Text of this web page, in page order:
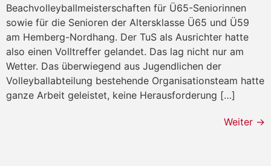
Beachvolleyballmeisterschaften für Ü65-Seniorinnen
sowie für die Senioren der Altersklasse Ü65 und Ü59
am Hemberg-Nordhang. Der TuS als Ausrichter hatte
also einen Volltreffer gelandet. Das lag nicht nur am
Wetter. Das überwiegend aus Jugendlichen der
Volleyballabteilung bestehende Organisationsteam hatte
ganze Arbeit geleistet, keine Herausforderung […]
Weiter →